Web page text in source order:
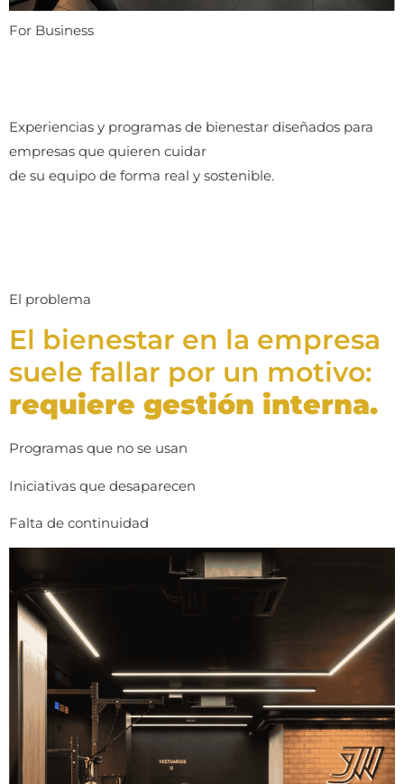
For Business
Experiencias y programas de bienestar diseñados para
empresas que quieren cuidar
de su equipo de forma real y sostenible.
El problema
El bienestar en la empresa
suele fallar por un motivo:
requiere gestión interna.
Programas que no se usan
Iniciativas que desaparecen
Falta de continuidad